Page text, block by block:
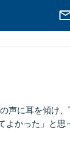
声に耳を傾け
よかった」と思